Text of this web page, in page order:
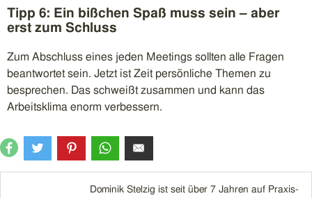
Tipp 6: Ein bißchen Spaß muss sein – aber
erst zum Schluss
Zum Abschluss eines jeden Meetings sollten alle Fragen
beantwortet sein. Jetzt ist Zeit persönliche Themen zu
besprechen. Das schweißt zusammen und kann das
Arbeitsklima enorm verbessern.
Dominik Stelzig ist seit über 7 Jahren auf Praxis-